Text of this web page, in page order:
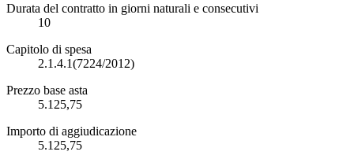
Durata del contratto in giorni naturali e consecutivi
10
Capitolo di spesa
2.1.4.1(7224/2012)
Prezzo base asta
5.125,75
Importo di aggiudicazione
5.125,75